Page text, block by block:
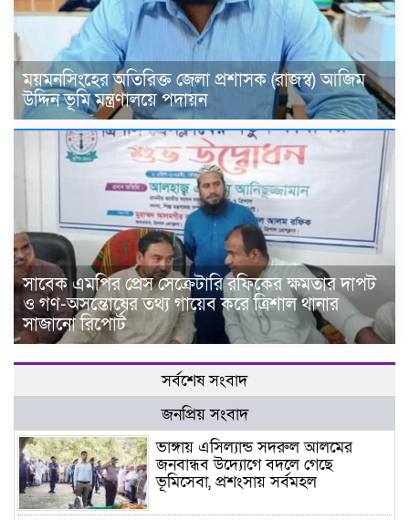
ময়মনসিংহের অতিরিক্ত জেলা প্রশাসক (রাজস্ব) আজিম
উদ্দিন ভূমি মন্ত্রণালয়ে পদায়ন
সাবেক এমপির প্রেস সেক্রেটারি রফিকের ক্ষমতার দাপট
ও গণ-অসন্তোষের তথ্য গায়েব করে ত্রিশাল থানার
সাজানো রিপোর্ট
সর্বশেষ সংবাদ
জনপ্রিয় সংবাদ
ভাঙ্গায় এসিল্যান্ড সদরুল আলমের
জনবান্ধব উদ্যোগে বদলে গেছে
ভূমিসেবা, প্রশংসায় সর্বমহল